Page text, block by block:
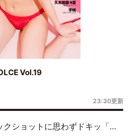
Vol.19
23:30更新
最高レベルの美しさ」「クールビューティーで良き」「ポーズも表情も完璧」